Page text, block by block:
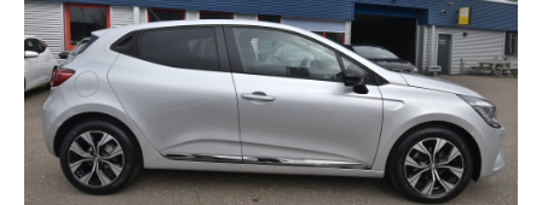
Chiptuning
Zoekopdracht
Contact